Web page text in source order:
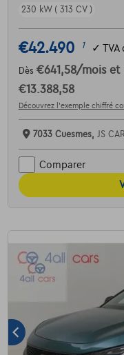
230 kW ( 313 CV )
€42.490 1 ✓
Dès €641,58/mois et
€13.388,58
Découvrez l’exemple chiffré
7033 Cuesmes, JS
Comparer